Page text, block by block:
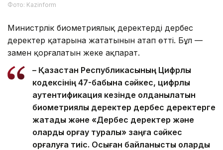
Фото: Kazinform
Министрлік биометриялық деректердің дербес
деректер қатарына жататынын атап өтті. Бұл —
заңмен қорғалатын жеке ақпарат.
– Қазақстан Республикасының Цифрлық
кодексінің 47-бабына сәйкес, цифрлық
аутентификация кезінде қолданылатын
биометриялық деректер дербес деректерге
жатады және «Дербес деректер және
оларды қорғау туралы» заңға сәйкес
қорғалуға тиіс. Осыған байланысты оларды